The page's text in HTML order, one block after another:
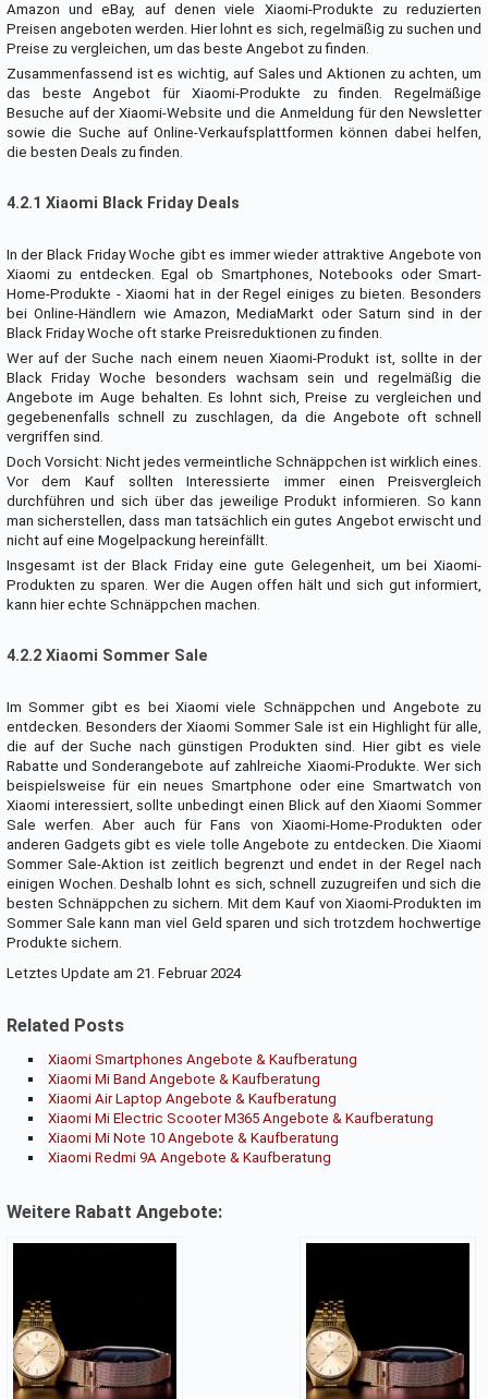
Amazon und eBay, auf denen viele Xiaomi-Produkte zu reduzierten
Preisen angeboten werden. Hier lohnt es sich, regelmäßig zu suchen und
Preise zu vergleichen, um das beste Angebot zu finden.
Zusammenfassend ist es wichtig, auf Sales und Aktionen zu achten, um
das beste Angebot für Xiaomi-Produkte zu finden. Regelmäßige
Besuche auf der Xiaomi-Website und die Anmeldung für den Newsletter
sowie die Suche auf Online-Verkaufsplattformen können dabei helfen,
die besten Deals zu finden.
4.2.1 Xiaomi Black Friday Deals
In der Black Friday Woche gibt es immer wieder attraktive Angebote von
Xiaomi zu entdecken. Egal ob Smartphones, Notebooks oder Smart-
Home-Produkte - Xiaomi hat in der Regel einiges zu bieten. Besonders
bei Online-Händlern wie Amazon, MediaMarkt oder Saturn sind in der
Black Friday Woche oft starke Preisreduktionen zu finden.
Wer auf der Suche nach einem neuen Xiaomi-Produkt ist, sollte in der
Black Friday Woche besonders wachsam sein und regelmäßig die
Angebote im Auge behalten. Es lohnt sich, Preise zu vergleichen und
gegebenenfalls schnell zu zuschlagen, da die Angebote oft schnell
vergriffen sind.
Doch Vorsicht: Nicht jedes vermeintliche Schnäppchen ist wirklich eines.
Vor dem Kauf sollten Interessierte immer einen Preisvergleich
durchführen und sich über das jeweilige Produkt informieren. So kann
man sicherstellen, dass man tatsächlich ein gutes Angebot erwischt und
nicht auf eine Mogelpackung hereinfällt.
Insgesamt ist der Black Friday eine gute Gelegenheit, um bei Xiaomi-
Produkten zu sparen. Wer die Augen offen hält und sich gut informiert,
kann hier echte Schnäppchen machen.
4.2.2 Xiaomi Sommer Sale
Im Sommer gibt es bei Xiaomi viele Schnäppchen und Angebote zu
entdecken. Besonders der Xiaomi Sommer Sale ist ein Highlight für alle,
die auf der Suche nach günstigen Produkten sind. Hier gibt es viele
Rabatte und Sonderangebote auf zahlreiche Xiaomi-Produkte. Wer sich
beispielsweise für ein neues Smartphone oder eine Smartwatch von
Xiaomi interessiert, sollte unbedingt einen Blick auf den Xiaomi Sommer
Sale werfen. Aber auch für Fans von Xiaomi-Home-Produkten oder
anderen Gadgets gibt es viele tolle Angebote zu entdecken. Die Xiaomi
Sommer Sale-Aktion ist zeitlich begrenzt und endet in der Regel nach
einigen Wochen. Deshalb lohnt es sich, schnell zuzugreifen und sich die
besten Schnäppchen zu sichern. Mit dem Kauf von Xiaomi-Produkten im
Sommer Sale kann man viel Geld sparen und sich trotzdem hochwertige
Produkte sichern.
Letztes Update am 21. Februar 2024
Related Posts
Xiaomi Smartphones Angebote & Kaufberatung
Xiaomi Mi Band Angebote & Kaufberatung
Xiaomi Air Laptop Angebote & Kaufberatung
Xiaomi Mi Electric Scooter M365 Angebote & Kaufberatung
Xiaomi Mi Note 10 Angebote & Kaufberatung
Xiaomi Redmi 9A Angebote & Kaufberatung
Weitere Rabatt Angebote: